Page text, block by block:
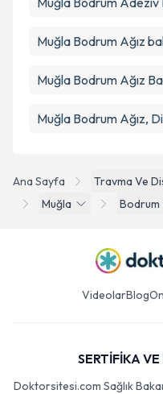
Ana Sayfa
Travma Ve
Muğla
Bodrum
Muğla Bodrum Ağız
Muğla Bodrum Ağız
Muğla Bodrum Ağız,
VideolarBlog
SERTİFİKA
Doktorsitesi.com Sağlık